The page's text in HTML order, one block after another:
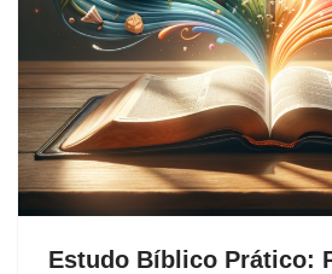
Estudo Bíblico Prático: